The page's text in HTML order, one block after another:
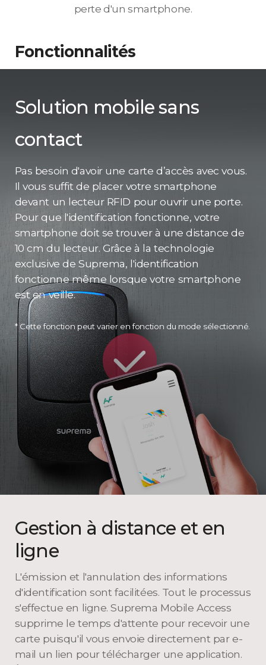
perte d'un smartphone.
Fonctionnalités
Solution mobile sans
contact
Pas besoin d'avoir une carte d’accès avec vous.
Il vous suffit de placer votre smartphone
devant un lecteur RFID pour ouvrir une porte.
Pour que l'identification fonctionne, votre
smartphone doit se trouver à une distance de
10 cm du lecteur. Grâce à la technologie
exclusive de Suprema, l'identification
fonctionne même lorsque votre smartphone
est en veille.
* Cette fonction peut varier en fonction du mode sélectionné.
Gestion à distance et en
ligne
L'émission et l'annulation des informations
d'identification sont facilitées. Tout le processus
s'effectue en ligne. Suprema Mobile Access
supprime le temps d'attente pour recevoir une
carte puisqu'il vous envoie directement par e-
mail un lien pour télécharger une application.